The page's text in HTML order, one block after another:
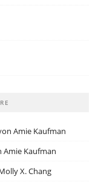
Amie Kaufman
Amie Kaufman
X. Chang